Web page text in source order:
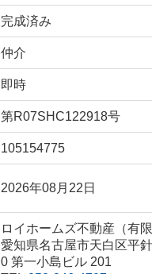
完成済み
仲介
即時
第R07SHC122918号
105154775
2026年08月22日
ロイホームズ不動産（有
愛知県名古屋市天白区平
0 第一小島ビル 201